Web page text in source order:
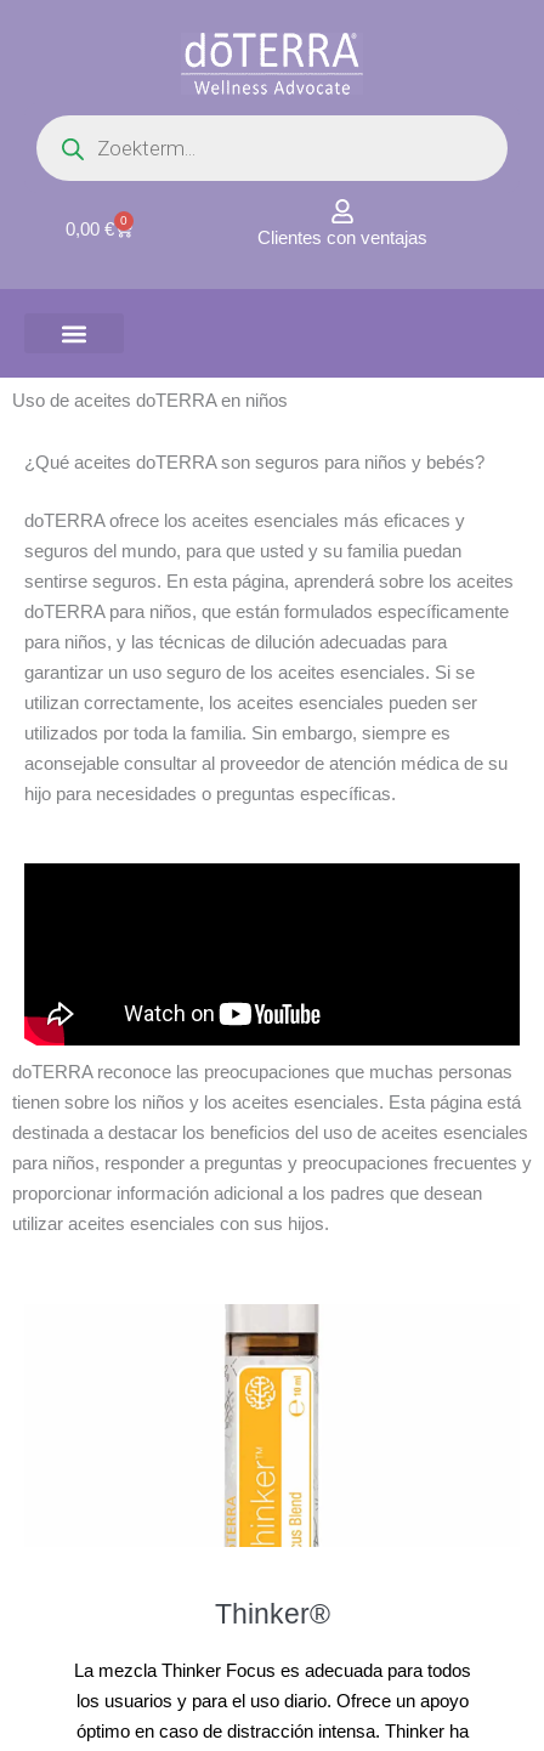
Búsqueda
de
productos
0,00 € 0
Carrito Clientes con ventajas
Uso de aceites doTERRA en niños
¿Qué aceites doTERRA son seguros para niños y bebés?
doTERRA ofrece los aceites esenciales más eficaces y
seguros del mundo, para que usted y su familia puedan
sentirse seguros. En esta página, aprenderá sobre los aceites
doTERRA para niños, que están formulados específicamente
para niños, y las técnicas de dilución adecuadas para
garantizar un uso seguro de los aceites esenciales. Si se
utilizan correctamente, los aceites esenciales pueden ser
utilizados por toda la familia. Sin embargo, siempre es
aconsejable consultar al proveedor de atención médica de su
hijo para necesidades o preguntas específicas.
doTERRA reconoce las preocupaciones que muchas personas
tienen sobre los niños y los aceites esenciales. Esta página está
destinada a destacar los beneficios del uso de aceites esenciales
para niños, responder a preguntas y preocupaciones frecuentes y
proporcionar información adicional a los padres que desean
utilizar aceites esenciales con sus hijos.
Thinker®
La mezcla Thinker Focus es adecuada para todos
los usuarios y para el uso diario. Ofrece un apoyo
óptimo en caso de distracción intensa. Thinker ha